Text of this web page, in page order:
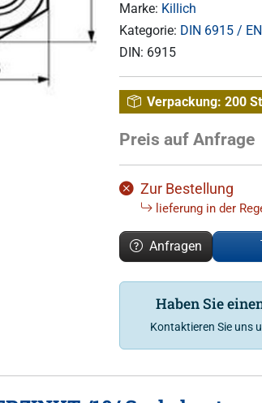
Marke: Killich
Kategorie: DIN 6915 /
DIN: 6915
Verpackung: 200 St
Preis auf Anfrage
Zur Bestellung
lieferung in der
Anfragen
Haben Sie
Kontaktieren Sie uns